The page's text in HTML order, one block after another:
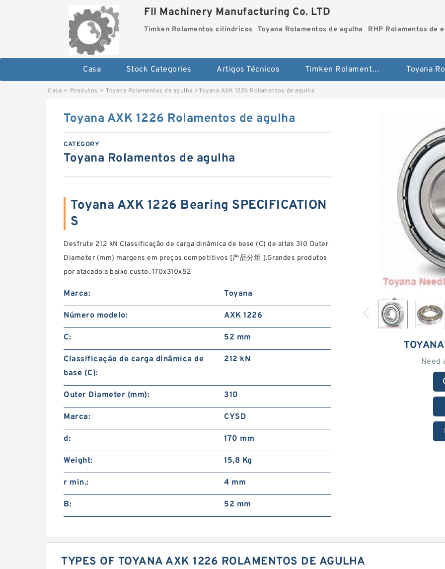
FII Machinery Manufacturing Co. LTD
Timken Rolamentos cilíndricos Toyana Rolamentos de agulha RHP Rolamentos de
Casa Stock Categories Artigos Técnicos Timken Rolamentos cilíndricos
Casa > Produtos > Toyana Rolamentos de agulha >Toyana AXK 1226 Rolamentos de agulha
Need
Toyana AXK 1226 Rolamentos de agulha
CATEGORY
Toyana Rolamentos de agulha
Toyana AXK 1226 Bearing SPECIFICATION
S
Desfrute 212 kN Classificação de carga dinâmica de base (C) de altas 310 Outer
Diameter (mm) margens em preços competitivos [产品分组 ].Grandes produtos
por atacado a baixo custo. 170x310x52
Marca: Toyana
Número modelo: AXK 1226
C: 52 mm
Classificação de carga dinâmica de
base (C):
212 kN
Outer Diameter (mm): 310
Marca: CYSD
d: 170 mm
Weight: 15,8 Kg
r min.: 4 mm
B: 52 mm
TYPES OF TOYANA AXK 1226 ROLAMENTOS DE AGULHA